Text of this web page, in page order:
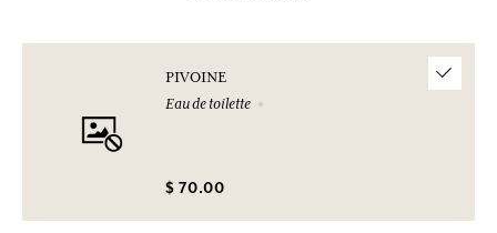
PIVOINE
Eau de toilette
$ 70.00